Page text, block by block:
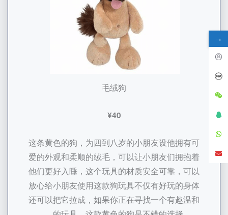
毛绒狗
¥40
这条黄色的狗，为四到八岁的小朋友设他拥有可
爱的外观和柔顺的绒毛，可以让小朋友们拥抱着
他们更好入睡，这个玩具的材质安全可靠，可以
放心给小朋友使用这款狗玩具不仅有好玩的身体
还可以把它拉成，如果你正在寻找一个有趣温和
→